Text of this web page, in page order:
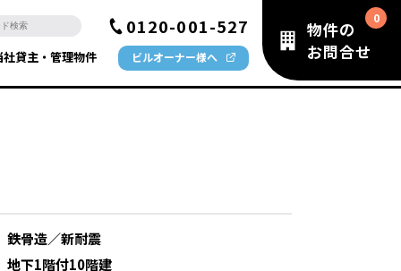
0120-001-527
社貸主・管理物件 ビルオーナー様へ
物件の
お問合せ
鉄骨造／新耐震
地下1階付10階建